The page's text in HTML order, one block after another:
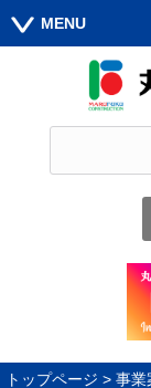
MENU
トップページ > 事業